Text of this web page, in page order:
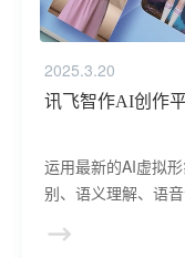
2025.3.20
讯飞智作AI创作
运用最新的AI虚拟
别、语义理解、语
建、AI驱动、多模